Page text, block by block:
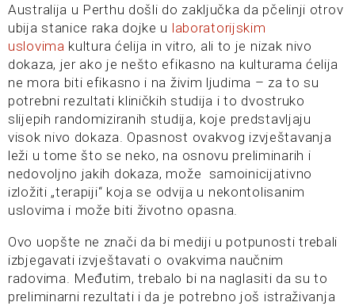
Australija u Perthu došli do zaključka da pčelinji otrov
ubija stanice raka dojke u laboratorijskim
uslovima kultura ćelija in vitro, ali to je nizak nivo
dokaza, jer ako je nešto efikasno na kulturama ćelija
ne mora biti efikasno i na živim ljudima – za to su
potrebni rezultati kliničkih studija i to dvostruko
slijepih randomiziranih studija, koje predstavljaju
visok nivo dokaza. Opasnost ovakvog izvještavanja
leži u tome što se neko, na osnovu preliminarih i
nedovoljno jakih dokaza, može samoinicijativno
izložiti „terapiji“ koja se odvija u nekontolisanim
uslovima i može biti životno opasna.
Ovo uopšte ne znači da bi mediji u potpunosti trebali
izbjegavati izvještavati o ovakvima naučnim
radovima. Međutim, trebalo bi na naglasiti da su to
preliminarni rezultati i da je potrebno još istraživanja